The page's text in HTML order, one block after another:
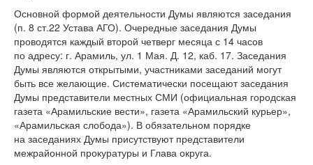
Основной формой деятельности Думы являются заседания
(п. 8 ст.22 Устава АГО). Очередные заседания Думы
проводятся каждый второй четверг месяца с 14 часов
по адресу: г. Арамиль, ул. 1 Мая. Д. 12, каб. 17. Заседания
Думы являются открытыми, участниками заседаний могут
быть все желающие. Систематически посещают заседания
Думы представители местных СМИ (официальная городская
газета «Арамильские вести», газета «Арамильский курьер»,
«Арамильская слобода»). В обязательном порядке
на заседаниях Думы присутствуют представители
межрайонной прокуратуры и Глава округа.